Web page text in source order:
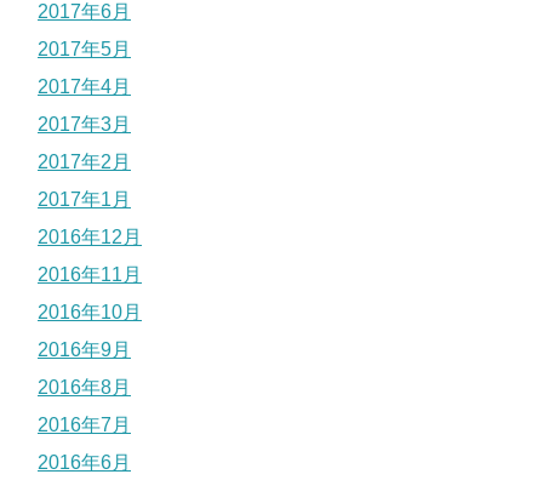
2017年6月
2017年5月
2017年4月
2017年3月
2017年2月
2017年1月
2016年12月
2016年11月
2016年10月
2016年9月
2016年8月
2016年7月
2016年6月